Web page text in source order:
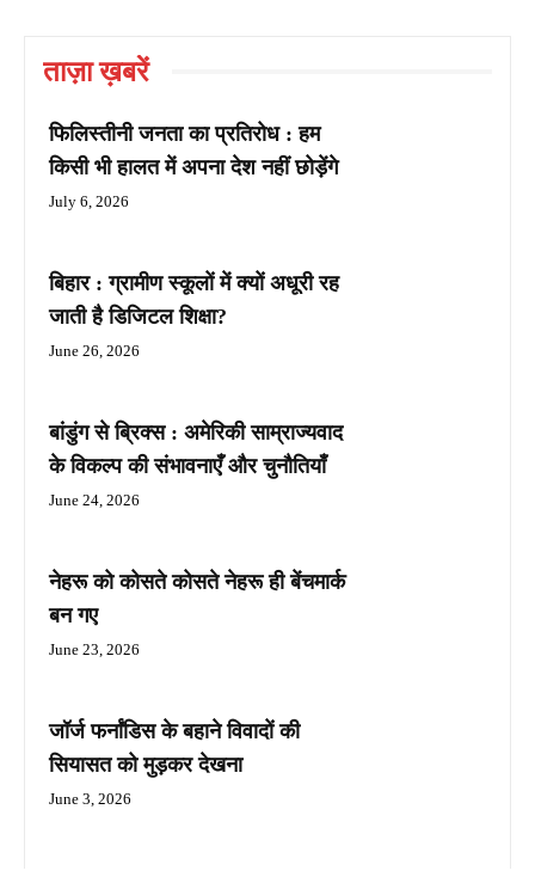
ताज़ा ख़बरें
फिलिस्तीनी जनता का प्रतिरोध : हम
किसी भी हालत में अपना देश नहीं छोड़ेंगे
July 6, 2026
बिहार : ग्रामीण स्कूलों में क्यों अधूरी रह
जाती है डिजिटल शिक्षा?
June 26, 2026
बांडुंग से ब्रिक्स : अमेरिकी साम्राज्यवाद
के विकल्प की संभावनाएँ और चुनौतियाँ
June 24, 2026
नेहरू को कोसते कोसते नेहरू ही बेंचमार्क
बन गए
June 23, 2026
जॉर्ज फर्नांडिस के बहाने विवादों की
सियासत को मुड़कर देखना
June 3, 2026